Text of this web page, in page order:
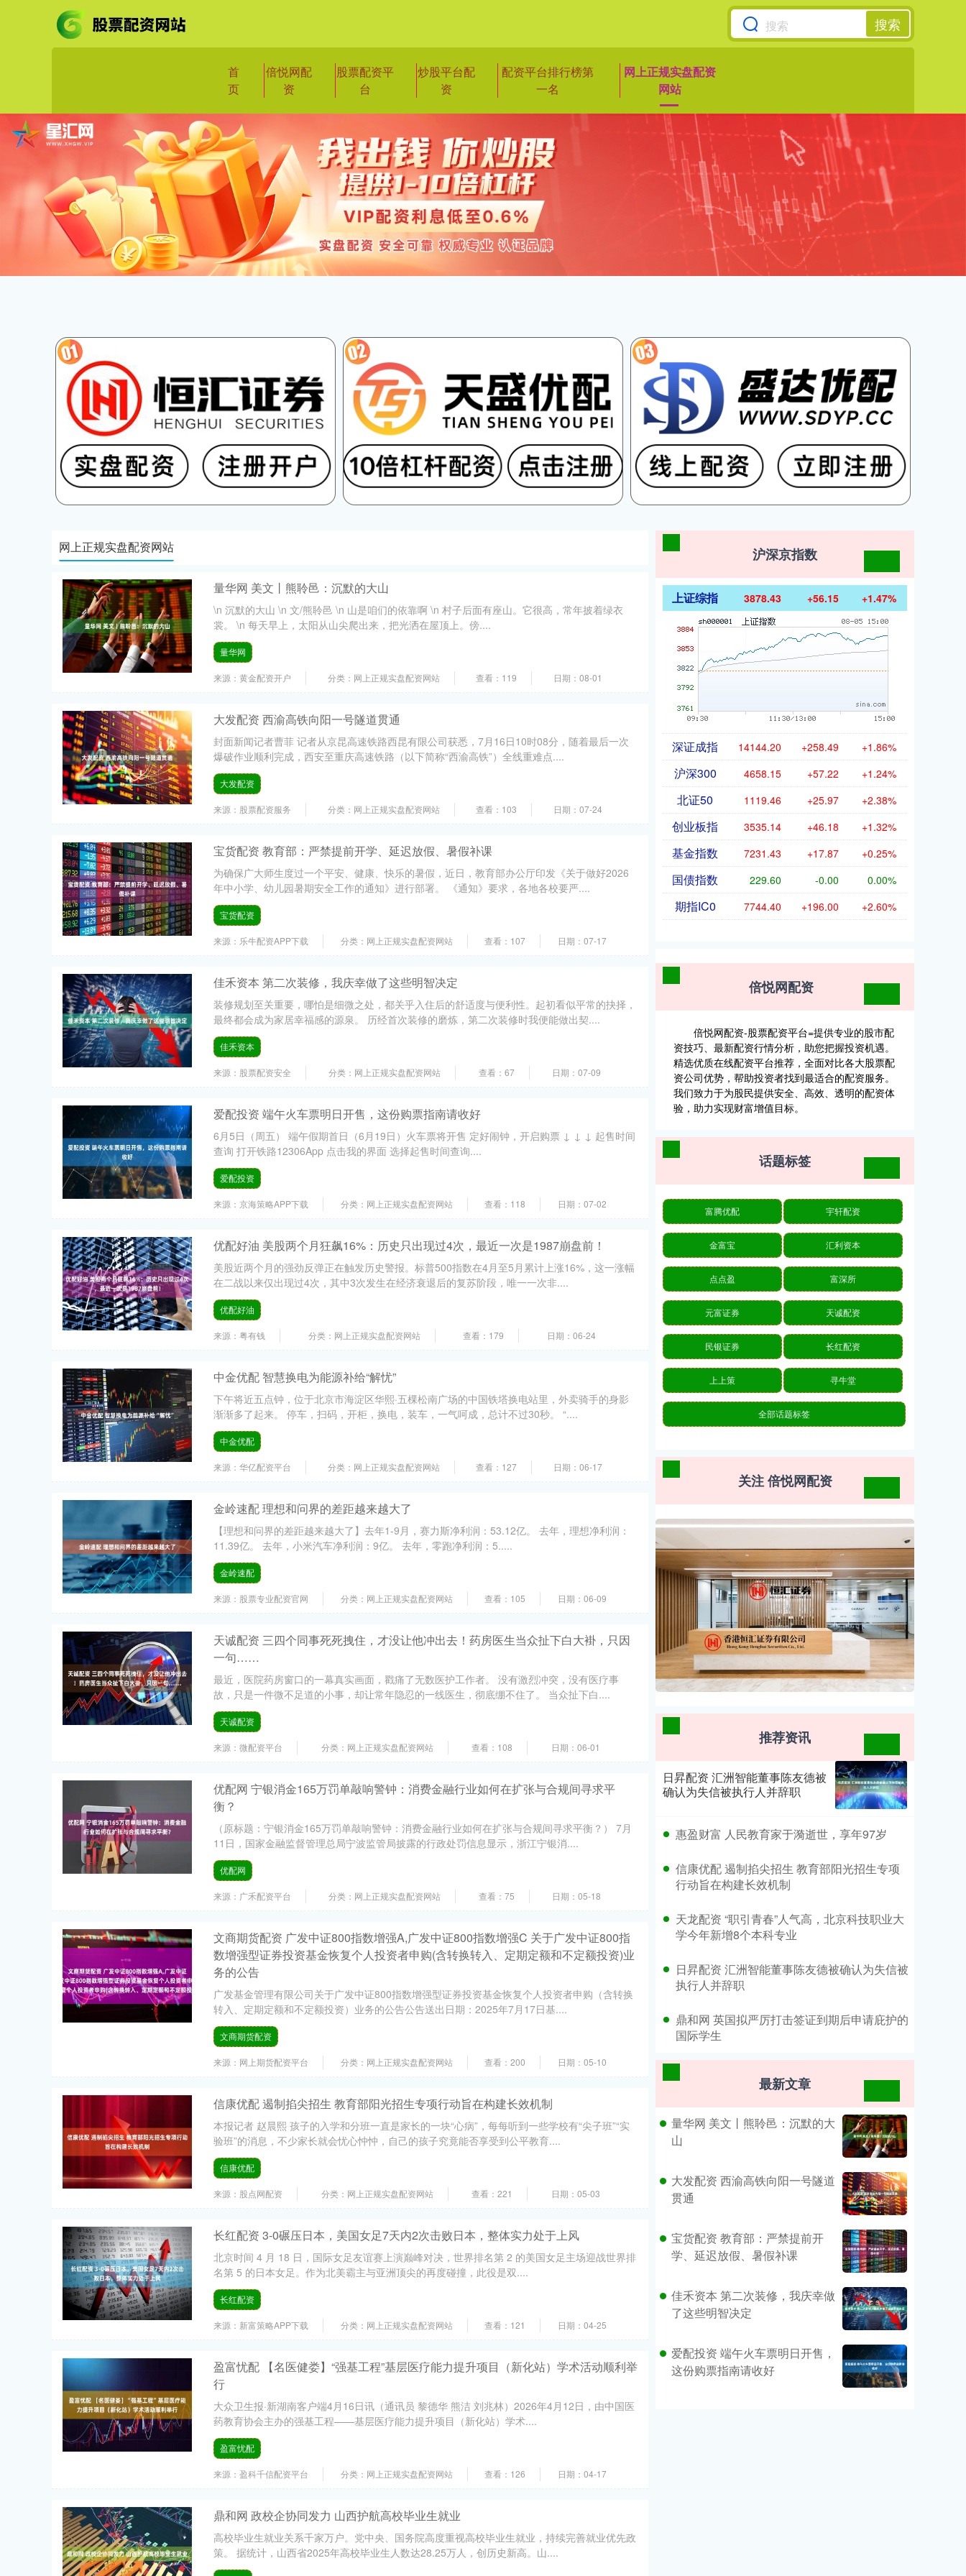
搜索
首
页
倍悦网配
资
股票配资平
台
炒股平台配
资
配资平台排行榜第
一名
网上正规实盘配资
网站
网上正规实盘配资网站
量华网 美文丨熊聆邑：沉默的大山
\n 沉默的大山 \n 文/熊聆邑 \n 山是咱们的依靠啊 \n 村子后面有座山。它很高，常年披着绿衣
裳。 \n 每天早上，太阳从山尖爬出来，把光洒在屋顶上。傍....
量华网
来源：黄金配资开户 分类：网上正规实盘配资网站 查看：119 日期：08-01
大发配资 西渝高铁向阳一号隧道贯通
封面新闻记者曹菲 记者从京昆高速铁路西昆有限公司获悉，7月16日10时08分，随着最后一次
爆破作业顺利完成，西安至重庆高速铁路（以下简称“西渝高铁”）全线重难点....
大发配资
来源：股票配资服务 分类：网上正规实盘配资网站 查看：103 日期：07-24
宝货配资 教育部：严禁提前开学、延迟放假、暑假补课
为确保广大师生度过一个平安、健康、快乐的暑假，近日，教育部办公厅印发《关于做好2026
年中小学、幼儿园暑期安全工作的通知》进行部署。 《通知》要求，各地各校要严....
宝货配资
来源：乐牛配资APP下载 分类：网上正规实盘配资网站 查看：107 日期：07-17
佳禾资本 第二次装修，我庆幸做了这些明智决定
装修规划至关重要，哪怕是细微之处，都关乎入住后的舒适度与便利性。起初看似平常的抉择，
最终都会成为家居幸福感的源泉。 历经首次装修的磨炼，第二次装修时我便能做出契....
佳禾资本
来源：股票配资安全 分类：网上正规实盘配资网站 查看：67 日期：07-09
爱配投资 端午火车票明日开售，这份购票指南请收好
6月5日（周五） 端午假期首日（6月19日）火车票将开售 定好闹钟，开启购票 ↓ ↓ ↓ 起售时间
查询 打开铁路12306App 点击我的界面 选择起售时间查询....
爱配投资
来源：京海策略APP下载 分类：网上正规实盘配资网站 查看：118 日期：07-02
优配好油 美股两个月狂飙16%：历史只出现过4次，最近一次是1987崩盘前！
美股近两个月的强劲反弹正在触发历史警报。标普500指数在4月至5月累计上涨16%，这一涨幅
在二战以来仅出现过4次，其中3次发生在经济衰退后的复苏阶段，唯一一次非....
优配好油
来源：粤有钱 分类：网上正规实盘配资网站 查看：179 日期：06-24
中金优配 智慧换电为能源补给“解忧”
下午将近五点钟，位于北京市海淀区华熙·五棵松南广场的中国铁塔换电站里，外卖骑手的身影
渐渐多了起来。 停车，扫码，开柜，换电，装车，一气呵成，总计不过30秒。 “....
中金优配
来源：华亿配资平台 分类：网上正规实盘配资网站 查看：127 日期：06-17
金岭速配 理想和问界的差距越来越大了
【理想和问界的差距越来越大了】去年1-9月，赛力斯净利润：53.12亿。 去年，理想净利润：
11.39亿。 去年，小米汽车净利润：9亿。 去年，零跑净利润：5.....
金岭速配
来源：股票专业配资官网 分类：网上正规实盘配资网站 查看：105 日期：06-09
天诚配资 三四个同事死死拽住，才没让他冲出去！药房医生当众扯下白大褂，只因
一句……
最近，医院药房窗口的一幕真实画面，戳痛了无数医护工作者。 没有激烈冲突，没有医疗事
故，只是一件微不足道的小事，却让常年隐忍的一线医生，彻底绷不住了。 当众扯下白....
天诚配资
来源：微配资平台 分类：网上正规实盘配资网站 查看：108 日期：06-01
优配网 宁银消金165万罚单敲响警钟：消费金融行业如何在扩张与合规间寻求平
衡？
（原标题：宁银消金165万罚单敲响警钟：消费金融行业如何在扩张与合规间寻求平衡？） 7月
11日，国家金融监督管理总局宁波监管局披露的行政处罚信息显示，浙江宁银消....
优配网
来源：广禾配资平台 分类：网上正规实盘配资网站 查看：75 日期：05-18
文商期货配资 广发中证800指数增强A,广发中证800指数增强C 关于广发中证800指
数增强型证券投资基金恢复个人投资者申购(含转换转入、定期定额和不定额投资)业
务的公告
广发基金管理有限公司关于广发中证800指数增强型证券投资基金恢复个人投资者申购（含转换
转入、定期定额和不定额投资）业务的公告公告送出日期：2025年7月17日基....
文商期货配资
来源：网上期货配资平台 分类：网上正规实盘配资网站 查看：200 日期：05-10
信康优配 遏制掐尖招生 教育部阳光招生专项行动旨在构建长效机制
本报记者 赵晨熙 孩子的入学和分班一直是家长的一块“心病”，每每听到一些学校有“尖子班”“实
验班”的消息，不少家长就会忧心忡忡，自己的孩子究竟能否享受到公平教育....
信康优配
来源：股点网配资 分类：网上正规实盘配资网站 查看：221 日期：05-03
长红配资 3-0碾压日本，美国女足7天内2次击败日本，整体实力处于上风
北京时间 4 月 18 日，国际女足友谊赛上演巅峰对决，世界排名第 2 的美国女足主场迎战世界排
名第 5 的日本女足。作为北美霸主与亚洲顶尖的再度碰撞，此役是双....
长红配资
来源：新富策略APP下载 分类：网上正规实盘配资网站 查看：121 日期：04-25
盈富忧配 【名医健娄】“强基工程”基层医疗能力提升项目（新化站）学术活动顺利举
行
大众卫生报·新湖南客户端4月16日讯（通讯员 黎德华 熊洁 刘兆林）2026年4月12日，由中国医
药教育协会主办的强基工程——基层医疗能力提升项目（新化站）学术....
盈富忧配
来源：盈科千信配资平台 分类：网上正规实盘配资网站 查看：126 日期：04-17
鼎和网 政校企协同发力 山西护航高校毕业生就业
高校毕业生就业关系千家万户。党中央、国务院高度重视高校毕业生就业，持续完善就业优先政
策。 据统计，山西省2025年高校毕业生人数达28.25万人，创历史新高。山....
沪深京指数
上证综指 3878.43 +56.15 +1.47%
深证成指 14144.20 +258.49 +1.86%
沪深300 4658.15 +57.22 +1.24%
北证50 1119.46 +25.97 +2.38%
创业板指 3535.14 +46.18 +1.32%
基金指数 7231.43 +17.87 +0.25%
国债指数 229.60 -0.00 0.00%
期指IC0 7744.40 +196.00 +2.60%
倍悦网配资
倍悦网配资-股票配资平台=提供专业的股市配
资技巧、最新配资行情分析，助您把握投资机遇。
精选优质在线配资平台推荐，全面对比各大股票配
资公司优势，帮助投资者找到最适合的配资服务。
我们致力于为股民提供安全、高效、透明的配资体
验，助力实现财富增值目标。
话题标签
富腾优配 宇轩配资
金富宝 汇利资本
点点盈 富深所
元富证券 天诚配资
民银证券 长红配资
上上策 寻牛堂
全部话题标签
关注 倍悦网配资
推荐资讯
日昇配资 汇洲智能董事陈友德被
确认为失信被执行人并辞职
​惠盈财富 人民教育家于漪逝世，享年97岁
​信康优配 遏制掐尖招生 教育部阳光招生专项
行动旨在构建长效机制
​天龙配资 “职引青春”人气高，北京科技职业大
学今年新增8个本科专业
​日昇配资 汇洲智能董事陈友德被确认为失信被
执行人并辞职
​鼎和网 英国拟严厉打击签证到期后申请庇护的
国际学生
最新文章
量华网 美文丨熊聆邑：沉默的大
山
大发配资 西渝高铁向阳一号隧道
贯通
宝货配资 教育部：严禁提前开
学、延迟放假、暑假补课
佳禾资本 第二次装修，我庆幸做
了这些明智决定
爱配投资 端午火车票明日开售，
这份购票指南请收好